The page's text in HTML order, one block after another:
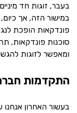
בעבר, זוגות חד
במישור הזה, אך
פונדקאות הופכת
סוכנות פונדקאות,
ומאפשר לזוגות
התקדמות
בעשור האחרון אנחנו